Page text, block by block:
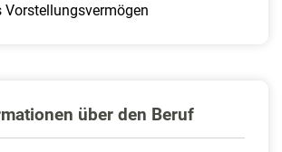
Vorstellungsvermögen
über den Beruf